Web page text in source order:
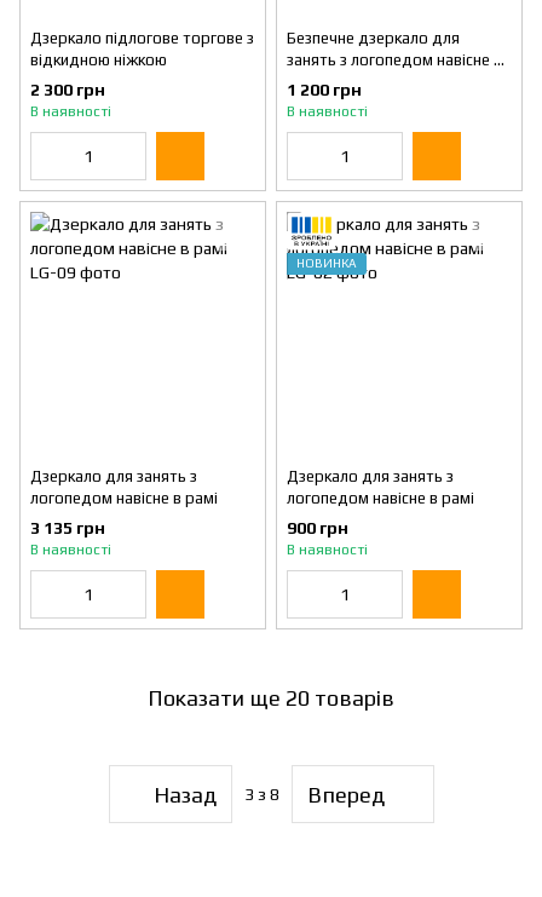
Дзеркало підлогове торгове з
відкидною ніжкою
2 300 грн
В наявності
Безпечне дзеркало для
занять з логопедом навісне в
рамі 100х50 см
1 200 грн
В наявності
Дзеркало для занять з
логопедом навісне в рамі
3 135 грн
В наявності
НОВИНКА
Дзеркало для занять з
логопедом навісне в рамі
900 грн
В наявності
Показати ще 20 товарів
Назад 3 з 8 Вперед